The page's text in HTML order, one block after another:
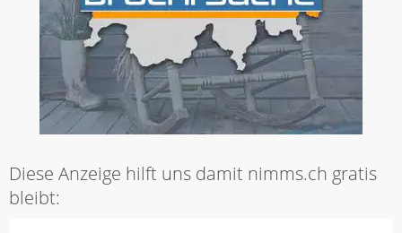
Diese Anzeige hilft uns damit nimms.ch gratis
bleibt: